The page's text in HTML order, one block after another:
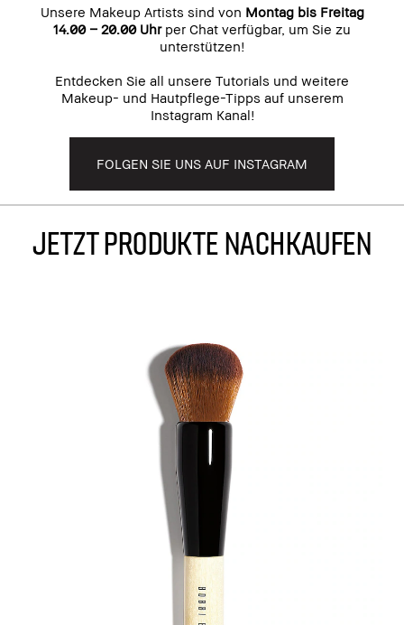
Unsere Makeup Artists sind von Montag bis Freitag
14.00 – 20.00 Uhrper Chat verfügbar, um Sie zu
unterstützen!
Entdecken Sie all unsere Tutorials und weitere
Makeup- und Hautpflege-Tipps auf unserem
Instagram Kanal!
FOLGEN SIE UNS AUF INSTAGRAM
JETZT PRODUKTE NACHKAUFEN